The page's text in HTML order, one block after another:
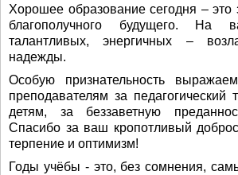
Хорошее образование сегодня – это
благополучного будущего. На
талантливых, энергичных –
надежды.
Особую признательность
преподавателям за педагогический
детям, за беззаветную
Спасибо за ваш кропотливый
терпение и оптимизм!
Годы учёбы - это, без сомнения,